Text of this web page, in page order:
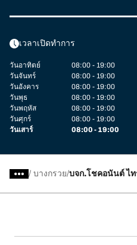
เวลาเปิดทำการ
วันอาทิตย์
08:00 - 19:00
วันจันทร์
08:00 - 19:00
วันอังคาร
08:00 - 19:00
วันพุธ
08:00 - 19:00
วันพฤหัส
08:00 - 19:00
วันศุกร์
08:00 - 19:00
วันเสาร์
08:00 - 19:00
/ บางกรวย บจก.โชคอนันต์ ไท